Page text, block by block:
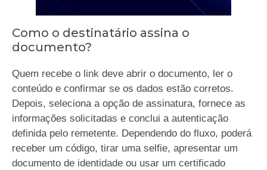
Como o destinatário assina o
documento?
Quem recebe o link deve abrir o documento, ler o
conteúdo e confirmar se os dados estão corretos.
Depois, seleciona a opção de assinatura, fornece as
informações solicitadas e conclui a autenticação
definida pelo remetente. Dependendo do fluxo, poderá
receber um código, tirar uma selfie, apresentar um
documento de identidade ou usar um certificado